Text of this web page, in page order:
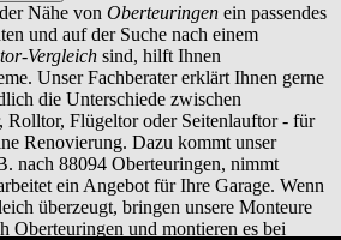
Nähe von Oberteuringen ein passendes
und auf der Suche nach einem
Vergleich sind, hilft Ihnen
Unser Fachberater erklärt Ihnen gerne
die Unterschiede zwischen
Rolltor, Flügeltor oder Seitenlauftor - für
Renovierung. Dazu kommt unser
nach 88094 Oberteuringen, nimmt
ein Angebot für Ihre Garage. Wenn
überzeugt, bringen unsere Monteure
Oberteuringen und montieren es bei